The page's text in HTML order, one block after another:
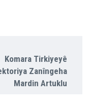
Komara Tirkiyeyê
Zanîngeha
Mardin Artuklu